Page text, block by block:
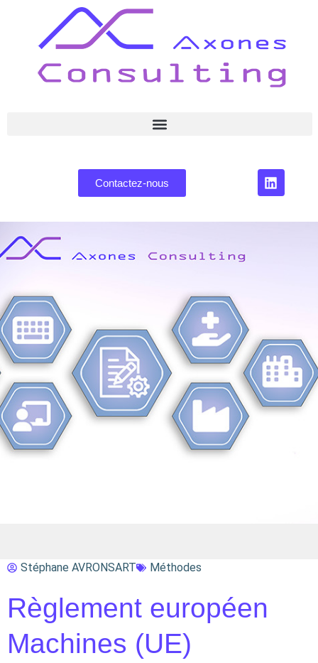
Contactez-nous
Stéphane AVRONSART Méthodes
Règlement européen
Machines (UE)